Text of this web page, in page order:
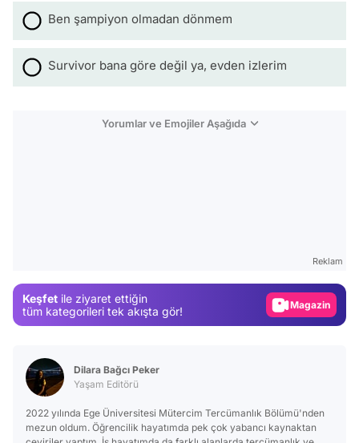
Ben şampiyon olmadan dönmem
Survivor bana göre değil ya, evden izlerim
Yorumlar ve Emojiler Aşağıda
Reklam
Keşfet ile ziyaret ettiğin
tüm kategorileri tek akışta gör!
Video
Dilara Bağcı Peker
Yaşam Editörü
2022 yılında Ege Üniversitesi Mütercim Tercümanlık Bölümü'nden
mezun oldum. Öğrencilik hayatımda pek çok yabancı kaynaktan